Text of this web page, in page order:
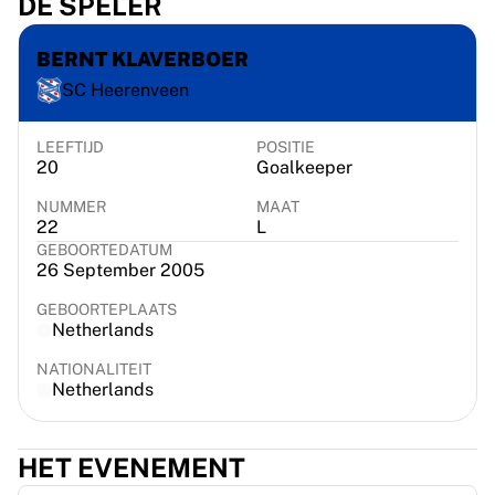
Virtus Bologna
Guerri Napoli
Andere sporten
Wielrennen
Soudal Quick Step
Netcompany INEOS
Team Jayco AlUla
Bekijk alles over wielrennen
Rugby
France Rugby
Gloucester Rugby
ASM Clermont Auvergne
Harlequins
Cricket
England Cricket
BERNT KLAVERBOER
SC Heerenveen
LEEFTIJD
20
POSITIE
Goalkeeper
NUMMER
22
MAAT
L
GEBOORTEDATUM
26 September 2005
GEBOORTEPLAATS
Netherlands
NATIONALITEIT
Netherlands
HET EVENEMENT